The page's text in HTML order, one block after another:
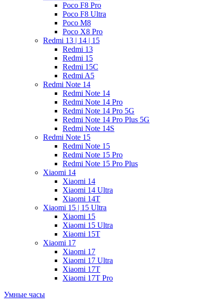
Poco F8 Pro
Poco F8 Ultra
Poco M8
Poco X8 Pro
Redmi 13 | 14 | 15
Redmi 13
Redmi 15
Redmi 15C
Redmi A5
Redmi Note 14
Redmi Note 14
Redmi Note 14 Pro
Redmi Note 14 Pro 5G
Redmi Note 14 Pro Plus 5G
Redmi Note 14S
Redmi Note 15
Redmi Note 15
Redmi Note 15 Pro
Redmi Note 15 Pro Plus
Xiaomi 14
Xiaomi 14
Xiaomi 14 Ultra
Xiaomi 14T
Xiaomi 15 | 15 Ultra
Xiaomi 15
Xiaomi 15 Ultra
Xiaomi 15T
Xiaomi 17
Xiaomi 17
Xiaomi 17 Ultra
Xiaomi 17T
Xiaomi 17T Pro
Умные часы